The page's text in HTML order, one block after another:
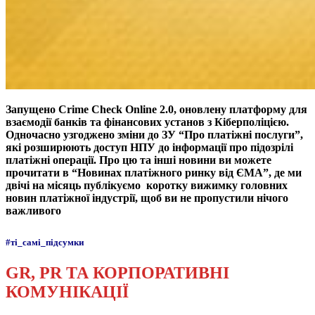
Запущено Crime Check Online 2.0, оновлену платформу для
взаємодії банків та фінансових установ з Кіберполіцією.
Одночасно узгоджено зміни до ЗУ “Про платіжні послуги”,
які розширюють доступ НПУ до інформації про підозрілі
платіжні операції. Про цю та інші новини ви можете
прочитати в “Новинах платіжного ринку від ЄМА”, де ми
двічі на місяць публікуємо коротку вижимку головних
новин платіжної індустрії, щоб ви не пропустили нічого
важливого
#ті_самі_підсумки
GR, PR ТА КОРПОРАТИВНІ
КОМУНІКАЦІЇ